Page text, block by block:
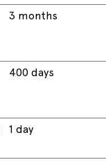
3 months
400 days
1 day